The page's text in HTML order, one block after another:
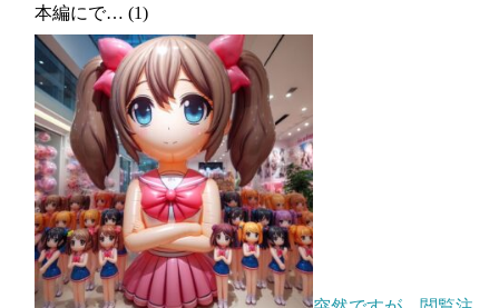
本編にで… (1)